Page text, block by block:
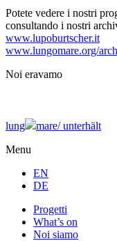
Potete vedere i nostri
consultando i nostri
www.lupoburtscher.it
www.lungomare.org/
Noi eravamo
lung mare/unterhält
Menu
EN
DE
Progetti
What’s on
Noi siamo